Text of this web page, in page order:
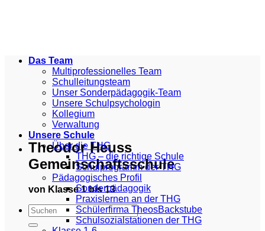
Theodor Heuss
Gemeinschaftsschule
von Klasse 1 bis 13
Das Team
Multiprofessionelles Team
Schulleitungsteam
Unser Sonderpädagogik-Team
Unsere Schulpsychologin
Kollegium
Verwaltung
Unsere Schule
Über die THG
THG – die richtige Schule
Schulprogramm der THG
Pädagogisches Profil
Sonderpädagogik
Praxislernen an der THG
Schülerfirma TheosBackstube
Schulsozialstationen der THG